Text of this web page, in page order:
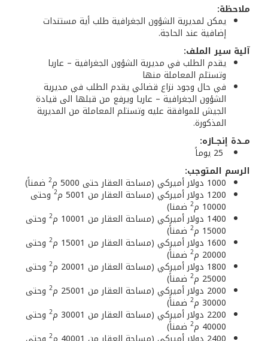
ملاحظة:
يمكن لمديرية الشؤون الجغرافية طلب أية مستندات
إضافية عند الحاجة.
آلية سير الملف:
يقدم الطلب في مديرية الشؤون الجغرافية – عاريا
وتستلم المعاملة منها
في حال وجود نزاع قضائي يقدم الطلب في مديرية
الشؤون الجغرافية – عاريا ويرفع من قبلها الى قيادة
الجيش للموافقة عليه وتستلم المعاملة من المديرية
المذكورة.
مــدة إنجــازه:
الرسم المتوجب:
1000 دولار أميركي (مساحة العقار حتى 5000 م 2 ضمناً)
1200 دولار أميركي (مساحة العقار من 5001 م 2 وحتى
10000 م 2 ضمنا)
1400 دولار أميركي (مساحة العقار من 10001 م 2 وحتى
15000 م 2 ضمناً)
1600 دولار أميركي (مساحة العقار من 15001 م 2 وحتى
20000 م 2 ضمناً)
1800 دولار أميركي (مساحة العقار من 20001 م 2 وحتى
25000 م 2 ضمناً)
2000 دولار أميركي (مساحة العقار من 25001 م 2 وحتى
30000 م 2 ضمناً)
2200 دولار أميركي (مساحة العقار من 30001 م 2 وحتى
40000 م 2 ضمناً)
2